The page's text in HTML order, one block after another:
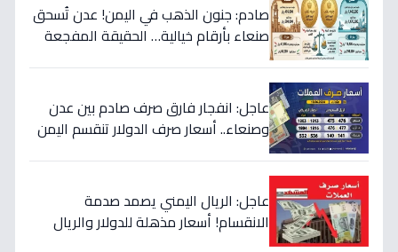
صادم: جنون الذهب في اليمن! عدن تُسحق
صنعاء بأرقام خيالية… الحقيقة المفجعة
عاجل: انفجار فارق صرف صادم بين عدن
وصنعاء.. أسعار صرف الدولار تنقسم اليمن
عاجل: الريال اليمني يصمد صدمة
الانقسام! أسعار مذهلة للدولار والريال